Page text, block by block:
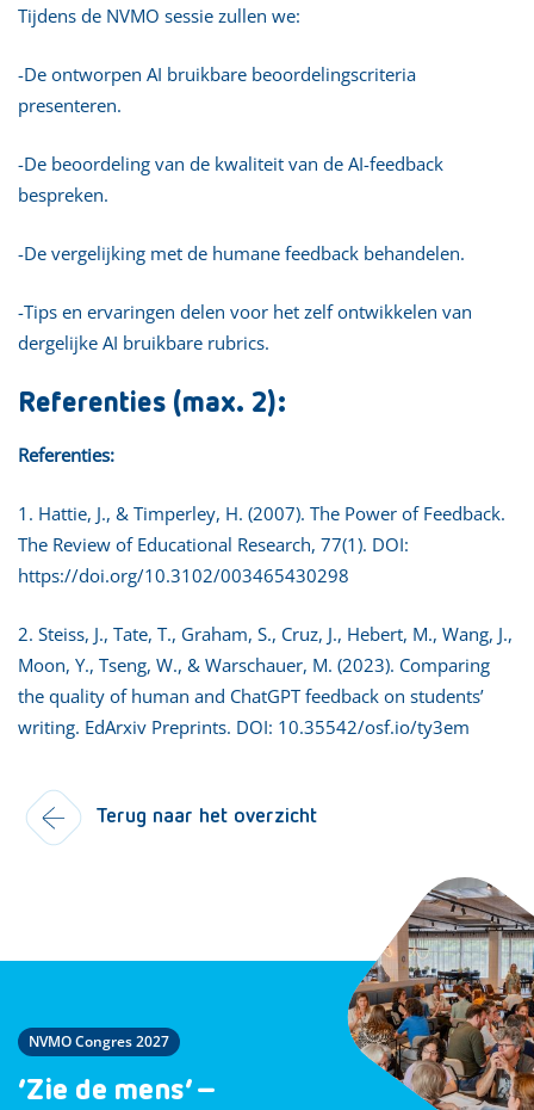
Tijdens de NVMO sessie zullen we:
-De ontworpen AI bruikbare beoordelingscriteria
presenteren.
-De beoordeling van de kwaliteit van de AI-feedback
bespreken.
-De vergelijking met de humane feedback behandelen.
-Tips en ervaringen delen voor het zelf ontwikkelen van
dergelijke AI bruikbare rubrics.
Referenties (max. 2):
Referenties:
1. Hattie, J., & Timperley, H. (2007). The Power of Feedback.
The Review of Educational Research, 77(1). DOI:
https://doi.org/10.3102/003465430298
2. Steiss, J., Tate, T., Graham, S., Cruz, J., Hebert, M., Wang, J.,
Moon, Y., Tseng, W., & Warschauer, M. (2023). Comparing
the quality of human and ChatGPT feedback on students’
writing. EdArxiv Preprints. DOI: 10.35542/osf.io/ty3em
Terug naar het overzicht
NVMO Congres 2027
‘Zie de mens’ –